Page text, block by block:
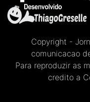
Copyright -
comunicacao
Para reproduzir as
credito a